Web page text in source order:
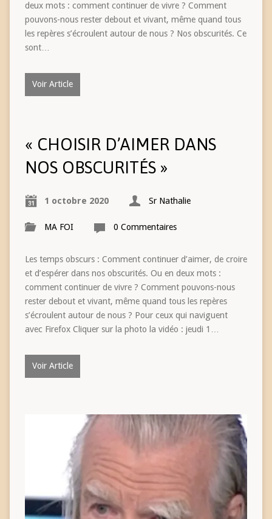
deux mots : comment continuer de vivre ? Comment
pouvons-nous rester debout et vivant, même quand tous
les repères s’écroulent autour de nous ? Nos obscurités. Ce
sont…
Voir Article
« CHOISIR D’AIMER DANS
NOS OBSCURITÉS »
1 octobre 2020 Sr Nathalie
MA FOI 0 Commentaires
Les temps obscurs : Comment continuer d’aimer, de croire
et d’espérer dans nos obscurités. Ou en deux mots :
comment continuer de vivre ? Comment pouvons-nous
rester debout et vivant, même quand tous les repères
s’écroulent autour de nous ? Pour ceux qui naviguent
avec Firefox Cliquer sur la photo la vidéo : jeudi 1…
Voir Article